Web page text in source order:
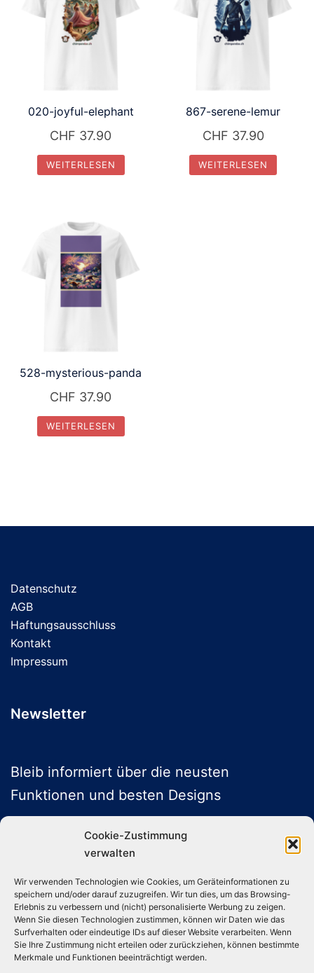
Cookie-Zustimmung
verwalten
Wir verwenden Technologien wie Cookies, um Geräteinformationen zu
speichern und/oder darauf zuzugreifen. Wir tun dies, um das Browsing-
Erlebnis zu verbessern und (nicht) personalisierte Werbung zu zeigen.
Wenn Sie diesen Technologien zustimmen, können wir Daten wie das
Surfverhalten oder eindeutige IDs auf dieser Website verarbeiten. Wenn
Sie Ihre Zustimmung nicht erteilen oder zurückziehen, können bestimmte
Merkmale und Funktionen beeinträchtigt werden.
020-joyful-elephant
CHF 37.90
WEITERLESEN
867-serene-lemur
CHF 37.90
WEITERLESEN
528-mysterious-panda
CHF 37.90
WEITERLESEN
Datenschutz
AGB
Haftungsausschluss
Kontakt
Impressum
Newsletter
Bleib informiert über die neusten
Funktionen und besten Designs
ABONNIEREN
Folge uns auf Social Media